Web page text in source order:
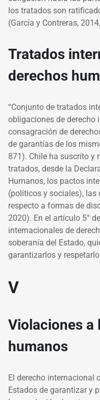
los tratados son
(García y Contreras,
Tratados
derechos
“Conjunto de tratados
obligaciones de derecho
consagración de
de garantías de los
871). Chile ha suscrito y
tratados, desde la
Humanos, los pactos
(políticos y sociales), las
respecto a formas de
2020). En el artículo 5°
internacionales de
soberanía del Estado,
garantizarlos y
V
Violaciones a
humanos
El derecho internacional
Estados de garantizar y